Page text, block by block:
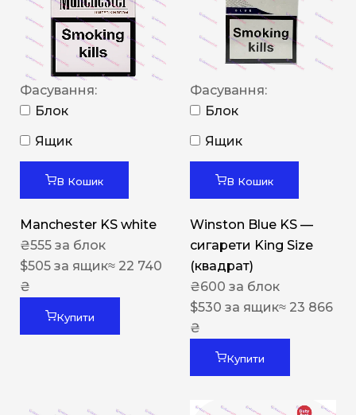
Фасування:
Блок
Ящик
В Кошик
Manchester KS white
₴555 за блок
$505 за ящик≈ 22 740
₴
Купити
Фасування:
Блок
Ящик
В Кошик
Winston Blue KS —
сигарети King Size
(квадрат)
₴600 за блок
$530 за ящик≈ 23 866
₴
Купити